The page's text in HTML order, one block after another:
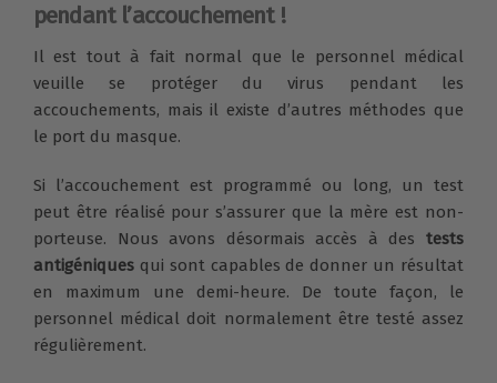
pendant l’accouchement !
Il est tout à fait normal que le personnel médical
veuille se protéger du virus pendant les
accouchements, mais il existe d’autres méthodes que
le port du masque.
Si l’accouchement est programmé ou long, un test
peut être réalisé pour s’assurer que la mère est non-
porteuse. Nous avons désormais accès à des tests
antigéniques qui sont capables de donner un résultat
en maximum une demi-heure. De toute façon, le
personnel médical doit normalement être testé assez
régulièrement.